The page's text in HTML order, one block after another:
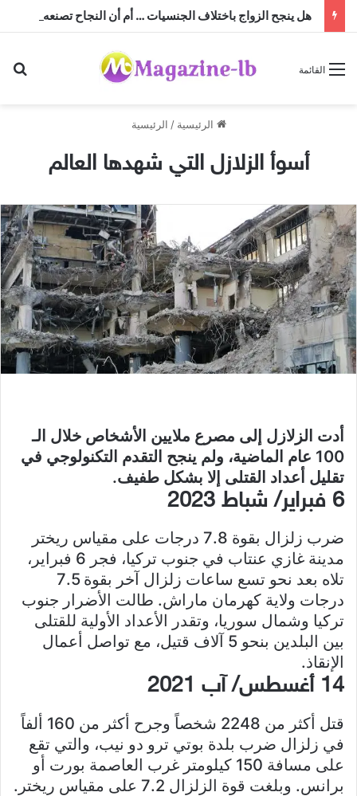
القائمة
الرئيسية / الرئيسية
أسوأ الزلازل التي شهدها العالم
أدت الزلازل إلى مصرع ملايين الأشخاص خلال الـ
100 عام الماضية، ولم ينجح التقدم التكنولوجي في
تقليل أعداد القتلى إلا بشكل طفيف.
6 فبراير/ شباط 2023
ضرب زلزال بقوة 7.8 درجات على مقياس ريختر
مدينة غازي عنتاب في جنوب تركيا، فجر 6 فبراير،
تلاه بعد نحو تسع ساعات زلزال آخر بقوة 7.5
درجات ولاية كهرمان ماراش. طالت الأضرار جنوب
تركيا وشمال سوريا، وتقدر الأعداد الأولية للقتلى
بين البلدين بنحو 5 آلاف قتيل، مع تواصل أعمال
الإنقاذ.
14 أغسطس/ آب 2021
قتل أكثر من 2248 شخصاً وجرح أكثر من 160 ألفاً
في زلزال ضرب بلدة بوتي ترو دو نيب، والتي تقع
على مسافة 150 كيلومتر غرب العاصمة بورت أو
برانس. وبلغت قوة الزلزال 7.2 على مقياس ريختر.